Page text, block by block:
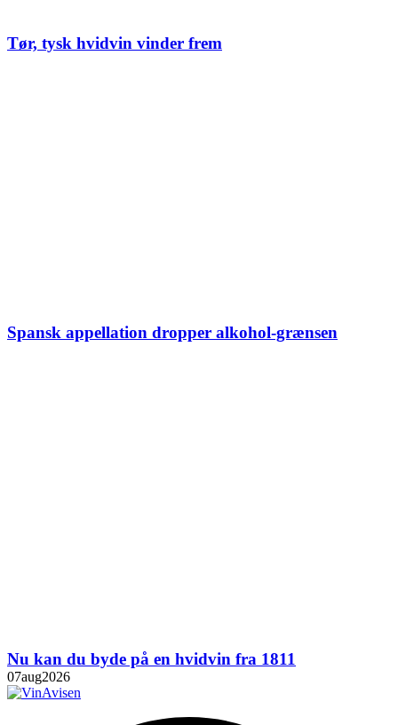
Tør, tysk hvidvin vinder frem
Spansk appellation dropper alkohol-grænsen
Nu kan du byde på en hvidvin fra 1811
07aug2026